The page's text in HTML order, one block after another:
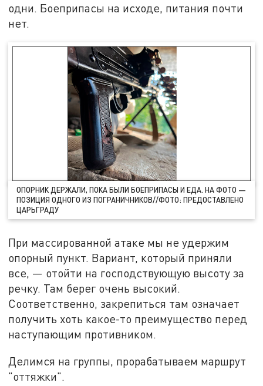
одни. Боеприпасы на исходе, питания почти
нет.
ОПОРНИК ДЕРЖАЛИ, ПОКА БЫЛИ БОЕПРИПАСЫ И ЕДА. НА ФОТО —
ПОЗИЦИЯ ОДНОГО ИЗ ПОГРАНИЧНИКОВ//ФОТО: ПРЕДОСТАВЛЕНО
ЦАРЬГРАДУ
При массированной атаке мы не удержим
опорный пункт. Вариант, который приняли
все, — отойти на господствующую высоту за
речку. Там берег очень высокий.
Соответственно, закрепиться там означает
получить хоть какое-то преимущество перед
наступающим противником.
Делимся на группы, прорабатываем маршрут
"оттяжки".